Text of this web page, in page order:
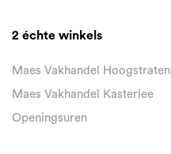
2 échte winkels
Maes Vakhandel Hoogstraten
Maes Vakhandel Kasterlee
Openingsuren